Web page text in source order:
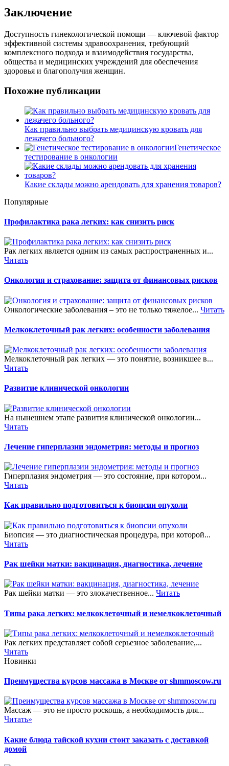
Заключение
Доступность гинекологической помощи — ключевой фактор
эффективной системы здравоохранения, требующий
комплексного подхода и взаимодействия государства,
общества и медицинских учреждений для обеспечения
здоровья и благополучия женщин.
Похожие публикации
Как правильно выбрать медицинскую кровать для
лежачего больного?
Генетическое
тестирование в онкологии
Какие склады можно арендовать для хранения товаров?
Популярные
Профилактика рака легких: как снизить риск
Рак легких является одним из самых распространенных и...
Читать
Онкология и страхование: защита от финансовых рисков
Онкологические заболевания – это не только тяжелое... Читать
Мелкоклеточный рак легких: особенности заболевания
Мелкоклеточный рак легких — это понятие, возникшее в...
Читать
Развитие клинической онкологии
На нынешнем этапе развития клинической онкологии...
Читать
Лечение гиперплазии эндометрия: методы и прогноз
Гиперплазия эндометрия — это состояние, при котором...
Читать
Как правильно подготовиться к биопсии опухоли
Биопсия — это диагностическая процедура, при которой...
Читать
Рак шейки матки: вакцинация, диагностика, лечение
Рак шейки матки — это злокачественное... Читать
Типы рака легких: мелкоклеточный и немелкоклеточный
Рак легких представляет собой серьезное заболевание,...
Читать
Новинки
Преимущества курсов массажа в Москве от shmmoscow.ru
Массаж — это не просто роскошь, а необходимость для...
Читать»
Какие блюда тайской кухни стоит заказать с доставкой
домой